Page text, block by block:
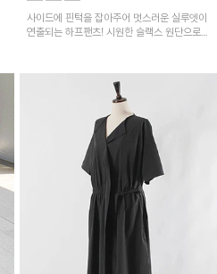
사이드에 핀턱을 잡아주어 멋스러운 실루엣이
연출되는 하프팬츠! 시원한 슬랙스 원단으로